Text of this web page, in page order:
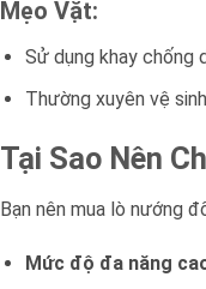
Mẹo Vặt:
Sử dụng khay chống
Thường xuyên vệ
Tại Sao Nên
Bạn nên mua lò nướng
Mức độ đa năng